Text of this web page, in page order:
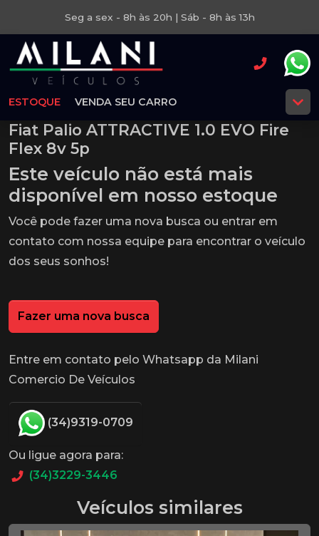
Seg a sex - 8h às 20h | Sáb - 8h às 13h
ESTOQUE VENDA SEU CARRO
Fiat Palio ATTRACTIVE 1.0 EVO Fire
Flex 8v 5p
Este veículo não está mais
disponível em nosso estoque
Você pode fazer uma nova busca ou entrar em
contato com nossa equipe para encontrar o veículo
dos seus sonhos!
Fazer uma nova busca
Entre em contato pelo Whatsapp da Milani
Comercio De Veículos
(34)9319-0709
Ou ligue agora para:
(34)3229-3446
Veículos similares